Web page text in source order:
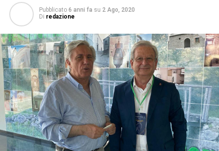
Pubblicato 6 anni fa su 2 Ago, 2020
Di redazione